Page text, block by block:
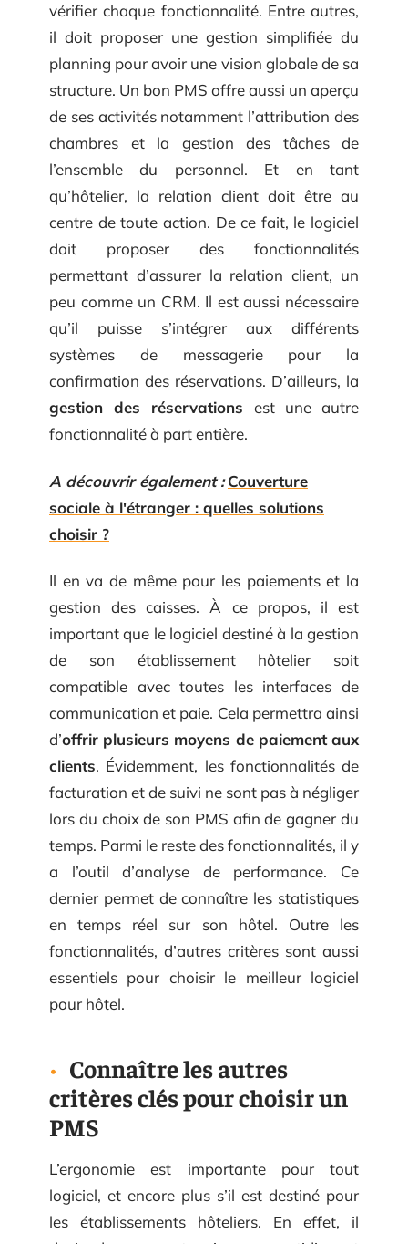
vérifier chaque fonctionnalité. Entre autres,
il doit proposer une gestion simplifiée du
planning pour avoir une vision globale de sa
structure. Un bon PMS offre aussi un aperçu
de ses activités notamment l’attribution des
chambres et la gestion des tâches de
l’ensemble du personnel. Et en tant
qu’hôtelier, la relation client doit être au
centre de toute action. De ce fait, le logiciel
doit proposer des fonctionnalités
permettant d’assurer la relation client, un
peu comme un CRM. Il est aussi nécessaire
qu’il puisse s’intégrer aux différents
systèmes de messagerie pour la
confirmation des réservations. D’ailleurs, la
gestion des réservations est une autre
fonctionnalité à part entière.
A découvrir également : Couverture
sociale à l'étranger : quelles solutions
choisir ?
Il en va de même pour les paiements et la
gestion des caisses. À ce propos, il est
important que le logiciel destiné à la gestion
de son établissement hôtelier soit
compatible avec toutes les interfaces de
communication et paie. Cela permettra ainsi
d’offrir plusieurs moyens de paiement aux
clients. Évidemment, les fonctionnalités de
facturation et de suivi ne sont pas à négliger
lors du choix de son PMS afin de gagner du
temps. Parmi le reste des fonctionnalités, il y
a l’outil d’analyse de performance. Ce
dernier permet de connaître les statistiques
en temps réel sur son hôtel. Outre les
fonctionnalités, d’autres critères sont aussi
essentiels pour choisir le meilleur logiciel
pour hôtel.
Connaître les autres
critères clés pour choisir un
PMS
L’ergonomie est importante pour tout
logiciel, et encore plus s’il est destiné pour
les établissements hôteliers. En effet, il